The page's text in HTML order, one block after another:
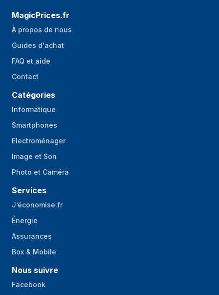
Matériau de la cuve
Volume du tambour
Adapté à une
installation sous
Capacité nominale
Vitesse d'essorage
maximale
Classe d'efficacité
programmes de
lavage
Classe d'émission
sonore
Niveau sonore
MagicPrices.fr
À propos de nous
Guides d'achat
FAQ et aide
Contact
Catégories
Informatique
Smartphones
Electroménager
Image et Son
Photo et Caméra
Services
J’économise.fr
Énergie
Assurances
Box & Mobile
Nous suivre
Facebook